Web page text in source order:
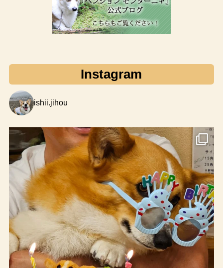
Instagram
ishii.jihou